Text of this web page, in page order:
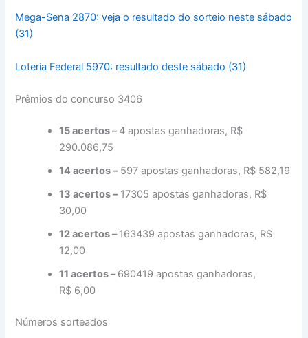
Mega-Sena 2870: veja o resultado do sorteio neste sábado
(31)
Loteria Federal 5970: resultado deste sábado (31)
Prêmios do concurso 3406
15 acertos –4 apostas ganhadoras, R$
290.086,75
14 acertos –597 apostas ganhadoras, R$ 582,19
13 acertos –17305 apostas ganhadoras, R$
30,00
12 acertos –163439 apostas ganhadoras, R$
12,00
11 acertos –690419 apostas ganhadoras,
R$ 6,00
Números sorteados